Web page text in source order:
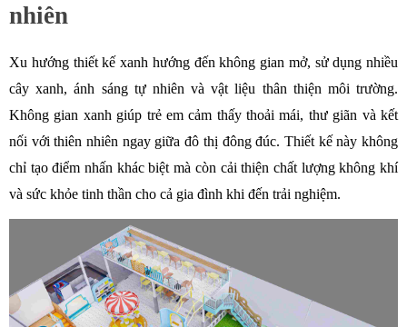
nhiên
Xu hướng thiết kế xanh hướng đến không gian mở, sử dụng nhiều
cây xanh, ánh sáng tự nhiên và vật liệu thân thiện môi trường.
Không gian xanh giúp trẻ em cảm thấy thoải mái, thư giãn và kết
nối với thiên nhiên ngay giữa đô thị đông đúc. Thiết kế này không
chỉ tạo điểm nhấn khác biệt mà còn cải thiện chất lượng không khí
và sức khỏe tinh thần cho cả gia đình khi đến trải nghiệm.